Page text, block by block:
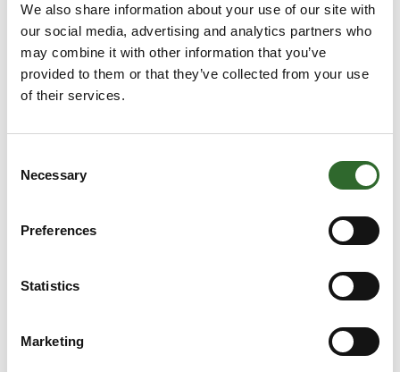
We also share information about your use of our site with
our social media, advertising and analytics partners who
may combine it with other information that you’ve
provided to them or that they’ve collected from your use
of their services.
Selection
Necessary
Preferences
Statistics
Marketing
Hvad er AROLINK®:
Et af de mest anvendte MES systemer til
fødevareproduktion i Nordeuropa | Løbende
udviklet gennem 25+ år i samarbejde med
ledende fødevarevirksomheder | Et
brugervenligt system som kan konfigureres
til jeres behov | Fleksibelt, f.eks. i forhold til
emballage | Planlægge jeres produktioner |
Registrere forbrug og færdigmelde
Holde styr på jeres lagre | Pakke og
etikettere færdigvarer | Ekspedere
kontakt
personer
Au2mate A/S
præsentere vores gæster for flere